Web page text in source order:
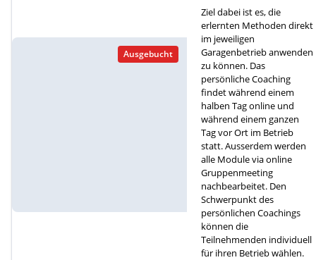
Ausgebucht
(D)
Ziel dabei ist es, die
erlernten Methoden direkt
im jeweiligen
Garagenbetrieb anwenden
zu können. Das
persönliche Coaching
findet während einem
halben Tag online und
während einem ganzen
Tag vor Ort im Betrieb
statt. Ausserdem werden
alle Module via online
Gruppenmeeting
nachbearbeitet. Den
Schwerpunkt des
persönlichen Coachings
können die
Teilnehmenden individuell
für ihren Betrieb wählen.